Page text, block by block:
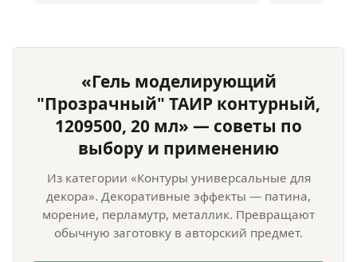
«Гель моделирующий
"Прозрачный" ТАИР контурный,
1209500, 20 мл» — советы по
выбору и применению
Из категории «Контуры универсальные для
декора». Декоративные эффекты — патина,
морение, перламутр, металлик. Превращают
обычную заготовку в авторский предмет.